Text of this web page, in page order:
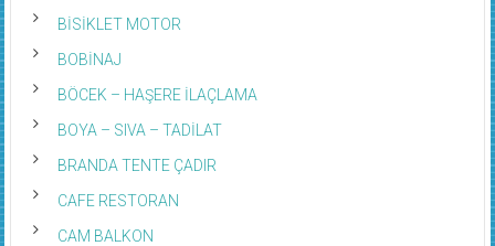
BİSİKLET MOTOR
BOBİNAJ
BÖCEK – HAŞERE İLAÇLAMA
BOYA – SIVA – TADİLAT
BRANDA TENTE ÇADIR
CAFE RESTORAN
CAM BALKON